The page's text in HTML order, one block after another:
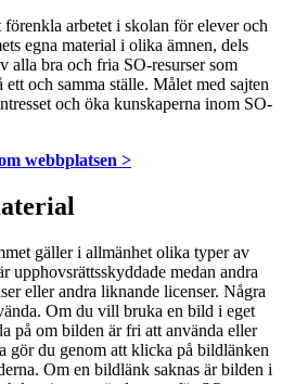
arbetet i skolan för elever och
egna material i olika ämnen, dels
alla bra och fria SO-resurser som
och samma ställe. Målet med sajten
och öka kunskaperna inom SO-
webbplatsen >
gäller i allmänhet olika typer av
upphovsrättsskyddade medan andra
eller andra liknande licenser. Några
Om du vill bruka en bild i eget
på om bilden är fri att använda eller
gör du genom att klicka på bildlänken
Om en bildlänk saknas är bilden i